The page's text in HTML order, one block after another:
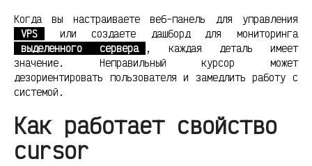
Когда вы настраиваете веб-панель для управления
VPS
или создаете дашборд для мониторинга
выделенного сервера
, каждая деталь имеет
значение. Неправильный курсор может
дезориентировать пользователя и замедлить работу с
системой.
Как работает свойство
cursor